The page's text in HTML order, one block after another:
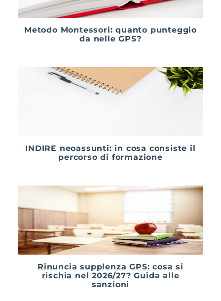
Metodo Montessori: quanto punteggio
da nelle GPS?
INDIRE neoassunti: in cosa consiste il
percorso di formazione
Rinuncia supplenza GPS: cosa si
rischia nel 2026/27? Guida alle
sanzioni